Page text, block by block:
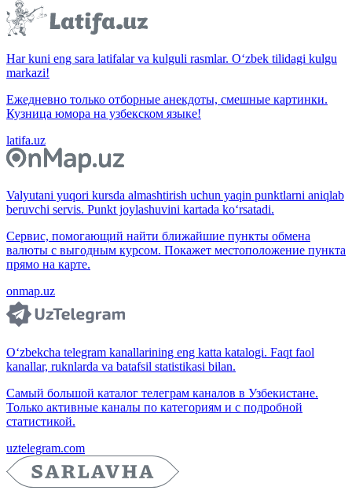
Har kuni eng sara latifalar va kulguli rasmlar. O‘zbek tilidagi kulgu
markazi!
Ежедневно только отборные анекдоты, смешные картинки.
Кузница юмора на узбекском языке!
latifa.uz
Valyutani yuqori kursda almashtirish uchun yaqin punktlarni aniqlab
beruvchi servis. Punkt joylashuvini kartada ko‘rsatadi.
Сервис, помогающий найти ближайшие пункты обмена
валюты с выгодным курсом. Покажет местоположение пункта
прямо на карте.
onmap.uz
O‘zbekcha telegram kanallarining eng katta katalogi. Faqt faol
kanallar, ruknlarda va batafsil statistikasi bilan.
Самый большой каталог телеграм каналов в Узбекистане.
Только активные каналы по категориям и с подробной
статистикой.
uztelegram.com